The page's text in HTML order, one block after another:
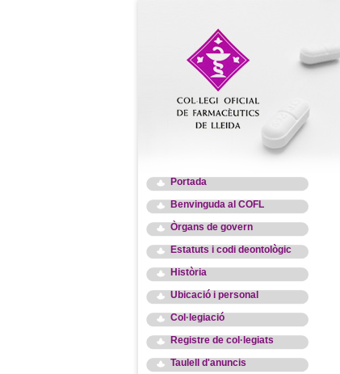
Portada
Benvinguda al COFL
Òrgans de govern
Estatuts i codi deontològic
Història
Ubicació i personal
Col·legiació
Registre de col·legiats
Taulell d'anuncis